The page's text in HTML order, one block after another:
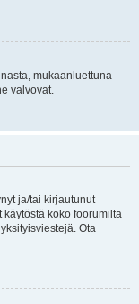
mukaanluettuna
valvovat.
ja/tai kirjautunut
koko foorumilta
Ota